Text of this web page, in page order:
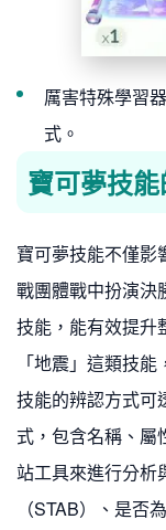
厲害特殊學習
式。
寶可夢技
寶可夢技能不僅影
戰團體戰中扮演決
技能，能有效提升
「地震」這類技
技能的辨認方式可
式，包含名稱、屬
站工具來進行分析
（STAB）、是否